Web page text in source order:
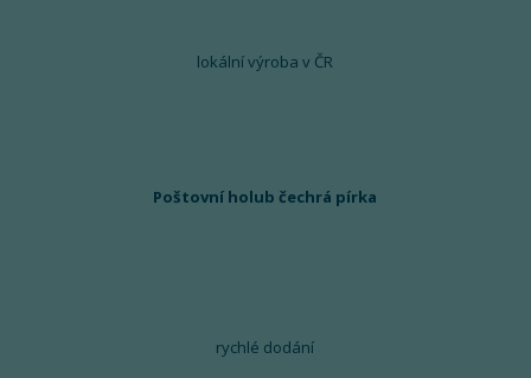
lokální výroba v ČR
Poštovní holub čechrá pírka
rychlé dodání